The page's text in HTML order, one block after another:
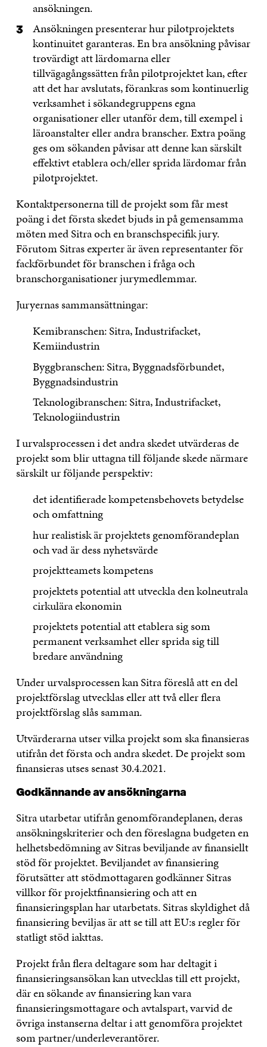
ansökningen.
Ansökningen presenterar hur pilotprojektets
kontinuitet garanteras. En bra ansökning påvisar
trovärdigt att lärdomarna eller
tillvägagångssätten från pilotprojektet kan, efter
att det har avslutats, förankras som kontinuerlig
verksamhet i sökandegruppens egna
organisationer eller utanför dem, till exempel i
läroanstalter eller andra branscher. Extra poäng
ges om sökanden påvisar att denne kan särskilt
effektivt etablera och/eller sprida lärdomar från
pilotprojektet.
Kontaktpersonerna till de projekt som får mest
poäng i det första skedet bjuds in på gemensamma
möten med Sitra och en branschspecifik jury.
Förutom Sitras experter är även representanter för
fackförbundet för branschen i fråga och
branschorganisationer jurymedlemmar.
Juryernas sammansättningar:
Kemibranschen: Sitra, Industrifacket,
Kemiindustrin
Byggbranschen: Sitra, Byggnadsförbundet,
Byggnadsindustrin
Teknologibranschen: Sitra, Industrifacket,
Teknologiindustrin
I urvalsprocessen i det andra skedet utvärderas de
projekt som blir uttagna till följande skede närmare
särskilt ur följande perspektiv:
det identifierade kompetensbehovets betydelse
och omfattning
hur realistisk är projektets genomförandeplan
och vad är dess nyhetsvärde
projektteamets kompetens
projektets potential att utveckla den kolneutrala
cirkulära ekonomin
projektets potential att etablera sig som
permanent verksamhet eller sprida sig till
bredare användning
Under urvalsprocessen kan Sitra föreslå att en del
projektförslag utvecklas eller att två eller flera
projektförslag slås samman.
Utvärderarna utser vilka projekt som ska finansieras
utifrån det första och andra skedet. De projekt som
finansieras utses senast 30.4.2021.
Godkännande av ansökningarna
Sitra utarbetar utifrån genomförandeplanen, deras
ansökningskriterier och den föreslagna budgeten en
helhetsbedömning av Sitras beviljande av finansiellt
stöd för projektet. Beviljandet av finansiering
förutsätter att stödmottagaren godkänner Sitras
villkor för projektfinansiering och att en
finansieringsplan har utarbetats. Sitras skyldighet då
finansiering beviljas är att se till att EU:s regler för
statligt stöd iakttas.
Projekt från flera deltagare som har deltagit i
finansieringsansökan kan utvecklas till ett projekt,
där en sökande av finansiering kan vara
finansieringsmottagare och avtalspart, varvid de
övriga instanserna deltar i att genomföra projektet
som partner/underleverantörer.